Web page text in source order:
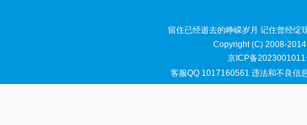
留住已经逝去的峥嵘岁月 记住曾经绽
Copyright (C) 2008-
京ICP备
客服QQ 1017160561 违法和不良信